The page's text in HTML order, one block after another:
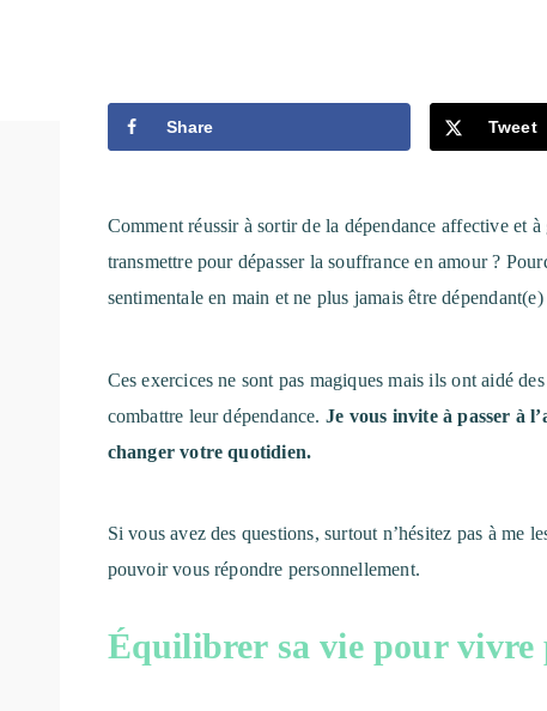
Share Tweet
Comment réussir à sortir de la dépendance affective et
transmettre pour dépasser la souffrance en amour ?
sentimentale en main et ne plus jamais être dépendant(e)
Ces exercices ne sont pas magiques mais ils ont aidé
combattre leur dépendance. Je vous invite à passer à
changer votre quotidien.
Si vous avez des questions, surtout n’hésitez pas à me
pouvoir vous répondre personnellement.
Équilibrer sa vie pour vivre